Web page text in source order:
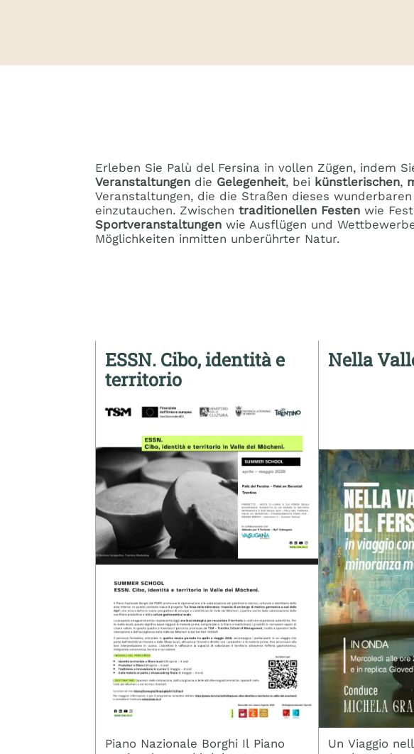
Erleben Sie Palù del Fersina in vollen Zügen, indem
Veranstaltungen die Gelegenheit, bei künstlerischen,
Veranstaltungen, die die Straßen dieses
einzutauchen. Zwischentraditionellen Festen wie
Sportveranstaltungen wie Ausflügen und
Möglichkeiten inmitten unberührter Natur.
ESSN. Cibo, identità e
territorio
Piano Nazionale Borghi Il Piano
Nella
Un Viaggio